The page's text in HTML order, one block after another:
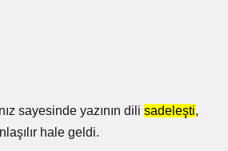
sayesinde yazının dili sadeleşti,
hale geldi.